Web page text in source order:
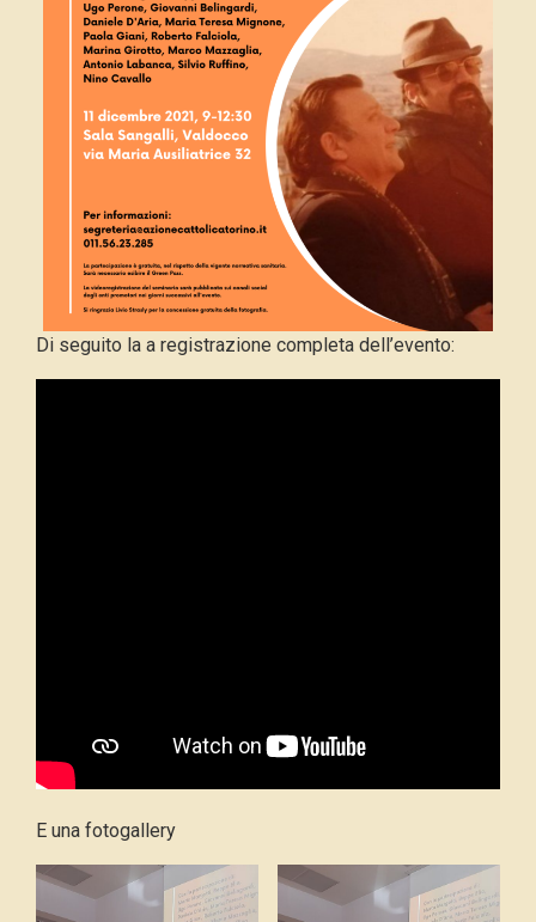
Di seguito la a registrazione completa dell’evento:
E una fotogallery